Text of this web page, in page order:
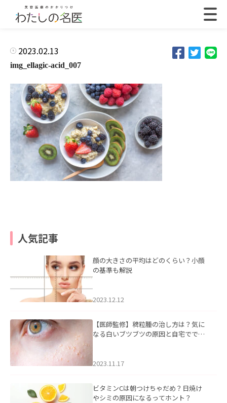
2023.02.13
img_ellagic-acid_007
人気記事
顔の大きさの平均はどのくらい？小顔
の基準も解説
2023.12.12
【医師監修】稗粒腫の治し方は？気に
なる白いブツブツの原因と自宅ででき
2023.11.17
ビタミンCは朝つけちゃだめ？日焼け
やシミの原因になるってホント？